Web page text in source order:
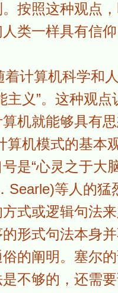
按照这种观点
类一样具有信
着计算机科学和
主义”。这种观
机就能够具有
算机模式的基本
是“心灵之于大
Searle)等人的
式或逻辑句法
形式句法本身
的阐明。塞尔
不够的，还需